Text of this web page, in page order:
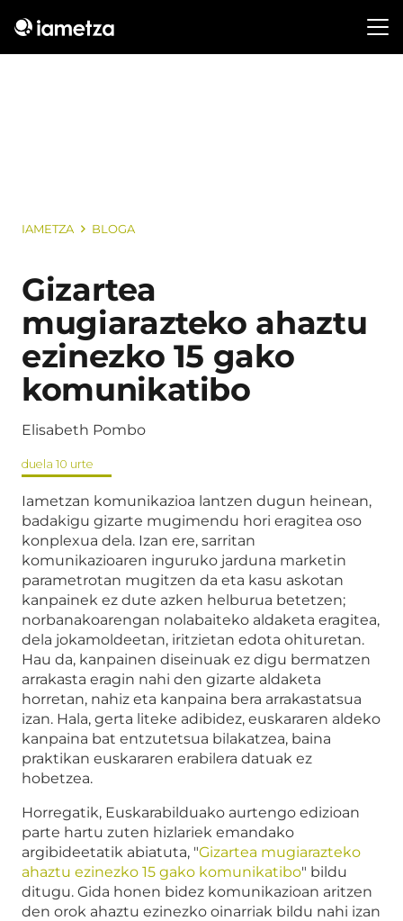
IAMETZA BLOGA
Gizartea
mugiarazteko ahaztu
ezinezko 15 gako
komunikatibo
Elisabeth Pombo
duela 10 urte
Iametzan komunikazioa lantzen dugun heinean,
badakigu gizarte mugimendu hori eragitea oso
konplexua dela. Izan ere, sarritan
komunikazioaren inguruko jarduna marketin
parametrotan mugitzen da eta kasu askotan
kanpainek ez dute azken helburua betetzen;
norbanakoarengan nolabaiteko aldaketa eragitea,
dela jokamoldeetan, iritzietan edota ohituretan.
Hau da, kanpainen diseinuak ez digu bermatzen
arrakasta eragin nahi den gizarte aldaketa
horretan, nahiz eta kanpaina bera arrakastatsua
izan. Hala, gerta liteke adibidez, euskararen aldeko
kanpaina bat entzutetsua bilakatzea, baina
praktikan euskararen erabilera datuak ez
hobetzea.
Horregatik, Euskarabilduako aurtengo edizioan
parte hartu zuten hizlariek emandako
argibideetatik abiatuta, "Gizartea mugiarazteko
ahaztu ezinezko 15 gako komunikatibo" bildu
ditugu. Gida honen bidez komunikazioan aritzen
den orok ahaztu ezinezko oinarriak bildu nahi izan